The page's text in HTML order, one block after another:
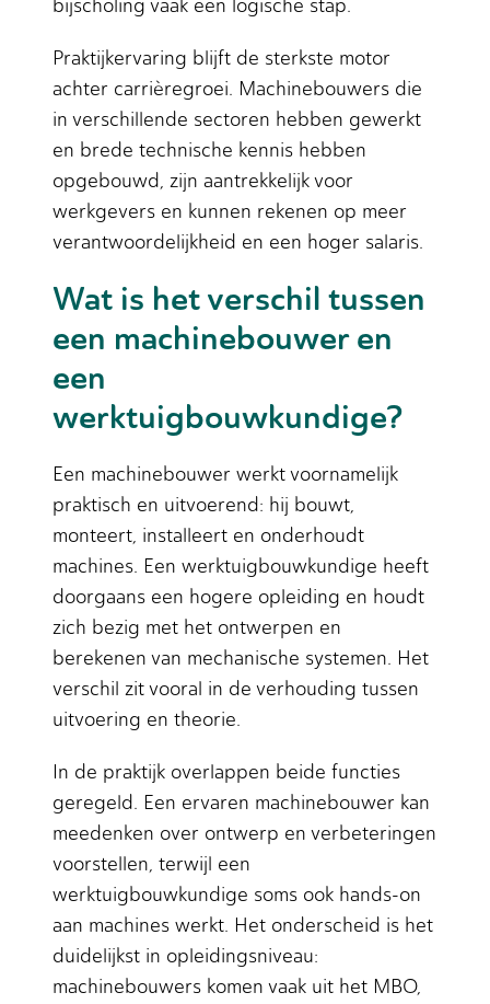
bijscholing vaak een logische stap.
Praktijkervaring blijft de sterkste motor
achter carrièregroei. Machinebouwers die
in verschillende sectoren hebben gewerkt
en brede technische kennis hebben
opgebouwd, zijn aantrekkelijk voor
werkgevers en kunnen rekenen op meer
verantwoordelijkheid en een hoger salaris.
Wat is het verschil tussen
een machinebouwer en
een
werktuigbouwkundige?
Een machinebouwer werkt voornamelijk
praktisch en uitvoerend: hij bouwt,
monteert, installeert en onderhoudt
machines. Een werktuigbouwkundige heeft
doorgaans een hogere opleiding en houdt
zich bezig met het ontwerpen en
berekenen van mechanische systemen. Het
verschil zit vooral in de verhouding tussen
uitvoering en theorie.
In de praktijk overlappen beide functies
geregeld. Een ervaren machinebouwer kan
meedenken over ontwerp en verbeteringen
voorstellen, terwijl een
werktuigbouwkundige soms ook hands-on
aan machines werkt. Het onderscheid is het
duidelijkst in opleidingsniveau:
machinebouwers komen vaak uit het MBO,